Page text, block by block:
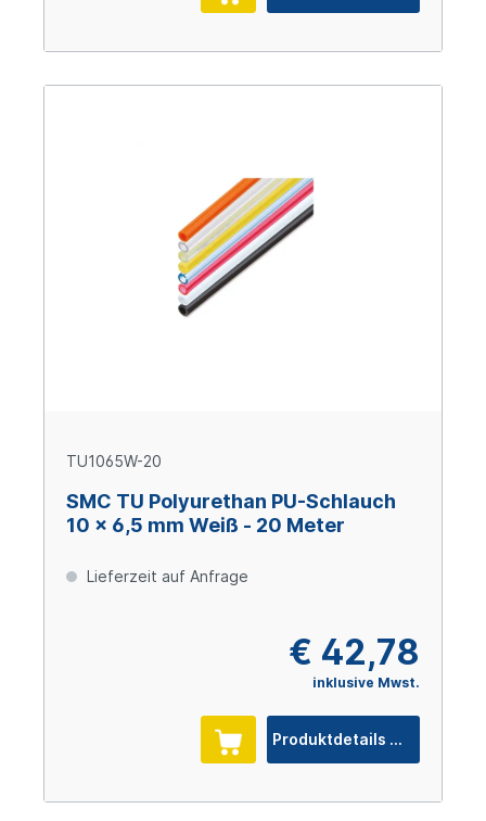
TU1065W-20
SMC TU Polyurethan PU-Schlauch
10 x 6,5 mm Weiß - 20 Meter
Lieferzeit auf Anfrage
€ 42,78
inklusive Mwst.
Produktdetails